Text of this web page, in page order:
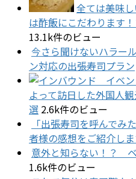
全ては美味
は酢飯にこだわります
13.1k件のビュー
今さら聞けないハラー
ン対応の出張寿司プラン
よって訪日した外国人
選 2.6k件のビュー
「出張寿司を呼んでみ
者様の感想をご紹介しま
意外と知らない！？
1.6k件のビュー